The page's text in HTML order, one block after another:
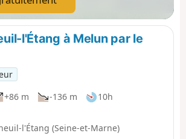
l'Étang à Melun par le
+86 m -136 m
10h
l'Étang (Seine-et-Marne)